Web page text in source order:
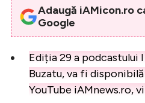
Intră în cont
Creează cont
Adaugă iAMicon.ro
Google
Ediția 29 a podcastului
Buzatu, va fi
YouTube iAMnews.ro,